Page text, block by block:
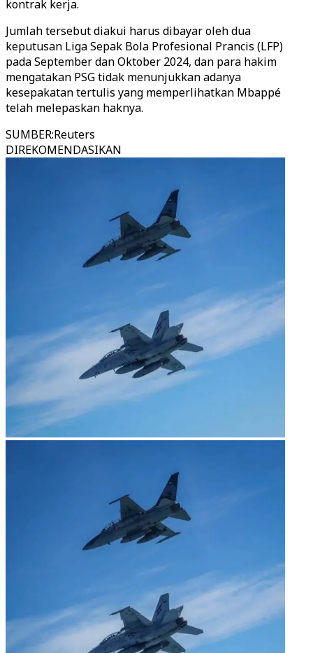
kontrak kerja.
Jumlah tersebut diakui harus dibayar oleh dua
keputusan Liga Sepak Bola Profesional Prancis (LFP)
pada September dan Oktober 2024, dan para hakim
mengatakan PSG tidak menunjukkan adanya
kesepakatan tertulis yang memperlihatkan Mbappé
telah melepaskan haknya.
SUMBER:Reuters
DIREKOMENDASIKAN